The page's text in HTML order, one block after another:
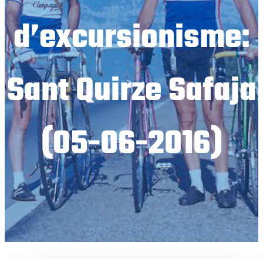
d’excursionisme:
Sant Quirze Safaja
(05-06-2016)